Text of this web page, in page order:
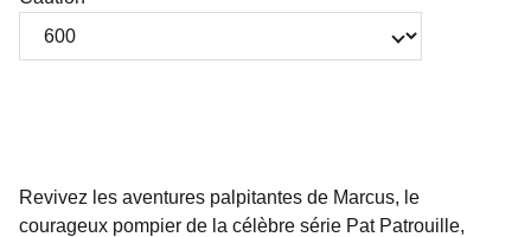
Revivez les aventures palpitantes de Marcus, le
courageux pompier de la célèbre série Pat Patrouille,